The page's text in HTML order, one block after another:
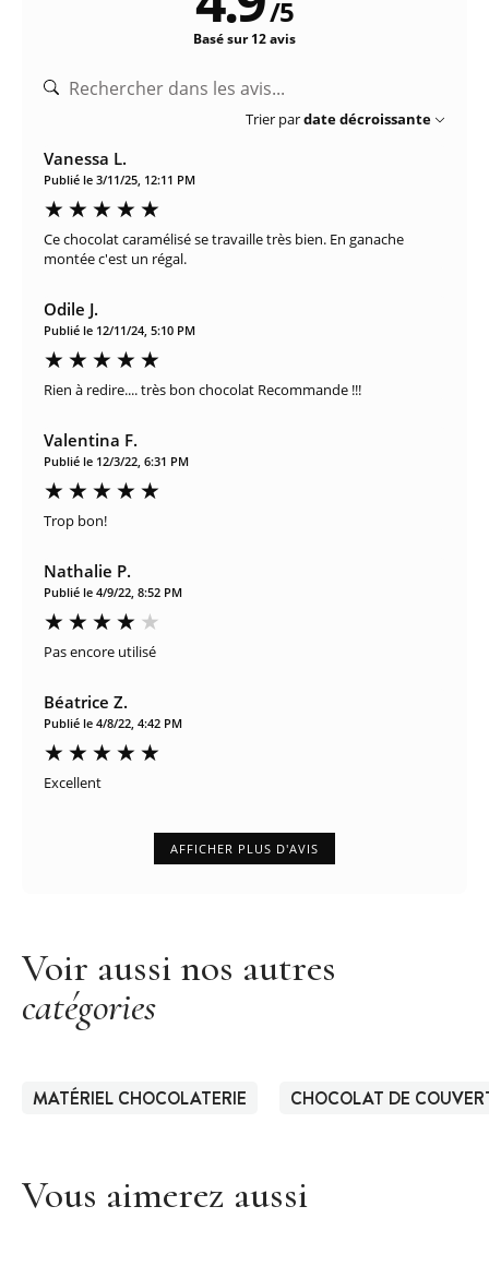
/5
Basé sur 12 avis
Trier pardate décroissante
Vanessa L.
Publié le 3/11/25, 12:11 PM
Ce chocolat caramélisé se travaille très bien. En ganache
montée c'est un régal.
Odile J.
Publié le 12/11/24, 5:10 PM
Rien à redire.... très bon chocolat Recommande !!!
Valentina F.
Publié le 12/3/22, 6:31 PM
Trop bon!
Nathalie P.
Publié le 4/9/22, 8:52 PM
Pas encore utilisé
Béatrice Z.
Publié le 4/8/22, 4:42 PM
Excellent
AFFICHER PLUS D'AVIS
Voir aussi nos autres
catégories
MATÉRIEL CHOCOLATERIE CHOCOLAT DE
Vous aimerez aussi